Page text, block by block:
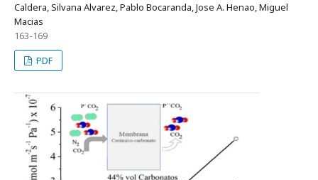
Caldera, Silvana Alvarez, Pablo Bocaranda, Jose A. Henao, Miguel
Macias
163-169
PDF